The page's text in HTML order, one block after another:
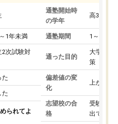
1年未満
2次試験対
た
た
られてよ
通塾開始時
の学年
高3
通塾期間 1～3ヵ月
通った目的
大学入学
策
偏差値の変
化
上がった
志望校の合
格
受験して
出ていな